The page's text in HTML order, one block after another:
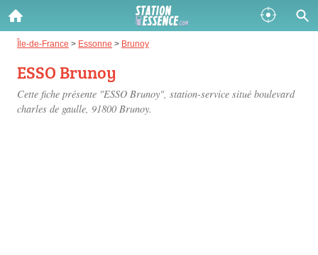
Île-de-France > Essonne > Brunoy
ESSO Brunoy
Cette fiche présente "ESSO Brunoy", station-service situé boulevard
charles de gaulle, 91800 Brunoy.
Gazole :
Disponible
SP 98 :